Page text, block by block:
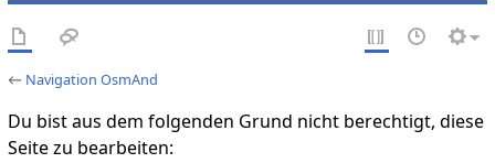
← Navigation OsmAnd
Du bist aus dem folgenden Grund nicht berechtigt, diese
Seite zu bearbeiten: